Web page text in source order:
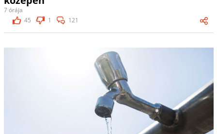
7 órája
45
1 121